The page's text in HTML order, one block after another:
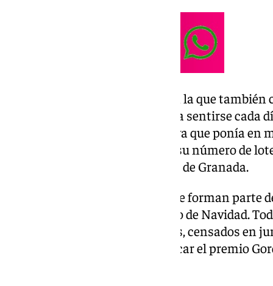
En esta ocasión, «será la ilusión la que
separación administrativa, para sentirse cada
Alpujarra» siguiendo la iniciativa que ponía en
pasado año cuando compartió su número de
de cinco pueblos de la Alpujarra de Granada.
Eran 21 de 25 los municipios que forman parte
agosto participaban en el sorteo de Navidad.
municipios (mayores de 18 años, censados en
participación que en caso de tocar el premio